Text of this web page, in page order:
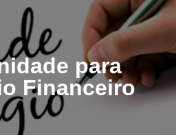
para
Financeiro